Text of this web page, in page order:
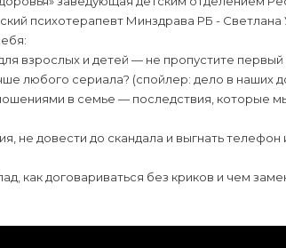
психотерапевт Минздрава РБ -
взрослых и детей — не пропустите первый
любого сериала? (спойлер: дело в наших
в семье — последствия, которые
не довести до скандала и выгнать телефон
как договариваться без криков и чем